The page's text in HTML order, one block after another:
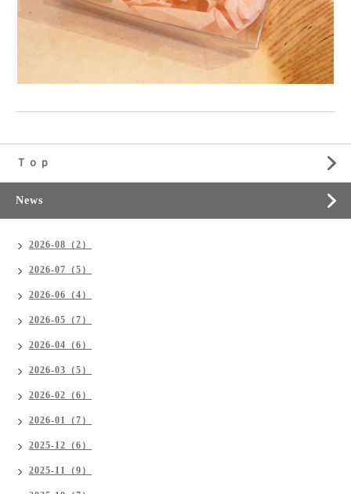
Ｔｏｐ
News
2026-08（2）
2026-07（5）
2026-06（4）
2026-05（7）
2026-04（6）
2026-03（5）
2026-02（6）
2026-01（7）
2025-12（6）
2025-11（9）